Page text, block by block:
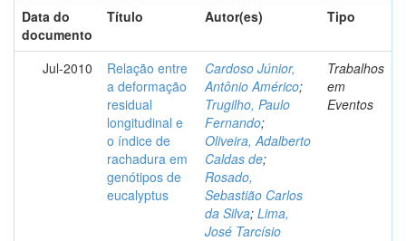
Data do
documento
Título Autor(es) Tipo
Jul-2010
Relação entre
a deformação
residual
longitudinal e
o índice de
rachadura em
genótipos de
eucalyptus
Cardoso Júnior,
Antônio Américo;
Trugilho, Paulo
Fernando;
Oliveira, Adalberto
Caldas de;
Rosado,
Sebastião Carlos
da Silva; Lima,
José Tarcísio
Trabalhos
em
Eventos